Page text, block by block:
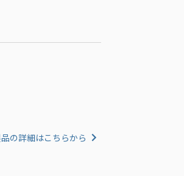
の詳細はこちらから